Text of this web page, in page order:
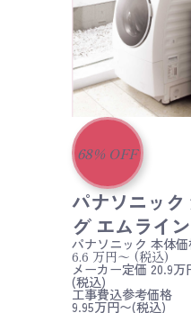
68% OFF
パナソニッ
グ エムライン
パナソニック 本体
6.6 万円〜 (税込)
メーカー定価 20.9万
(税込)
工事費込参考価格
9.95万円〜(税込)